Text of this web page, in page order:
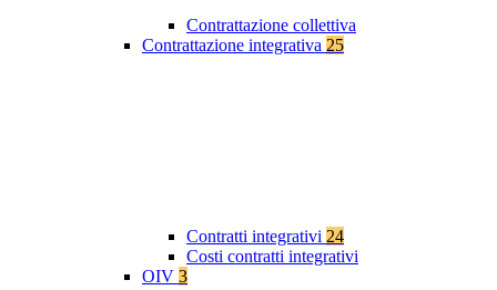
Contrattazione collettiva
Contrattazione integrativa 25
Contratti integrativi 24
Costi contratti integrativi
OIV 3